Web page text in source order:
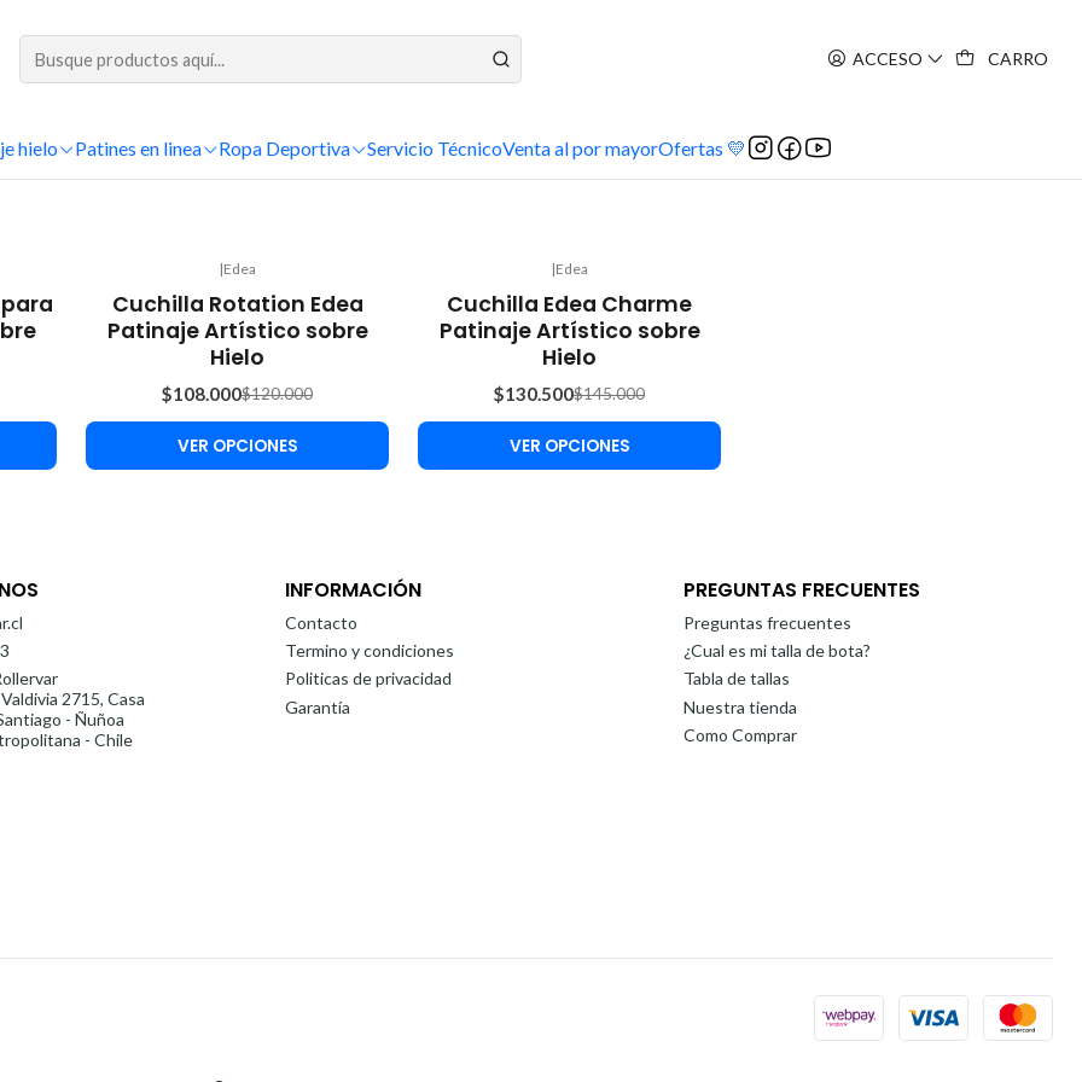
ACCESO CARRO
hielo Patines en linea Ropa Deportiva Servicio TécnicoVenta al por mayorOfertas 💛
Inicio Edea
Edea
OFF
|Edea
Cuchilla Rotation Edea
Patinaje Artístico sobre
Hielo
$108.000$120.000
VER OPCIONES
OFF
|Edea
Cuchilla Edea Charme
Patinaje Artístico sobre
Hielo
$130.500$145.000
VER OPCIONES
2715, Casa
- Ñuñoa
- Chile
INFORMACIÓN
Contacto
Termino y condiciones
Politicas de privacidad
Garantía
PREGUNTAS FRECUENTES
Preguntas frecuentes
¿Cual es mi talla de bota?
Tabla de tallas
Nuestra tienda
Como Comprar